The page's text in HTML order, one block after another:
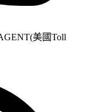
美國Toll